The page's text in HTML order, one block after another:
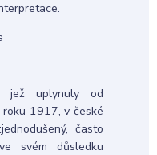
uplynuly od
1917, v české
často
svém důsledku